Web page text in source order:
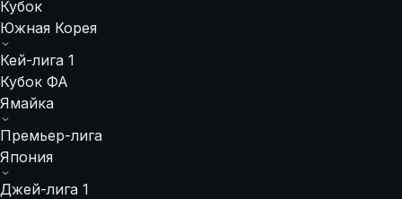
Кубок
Южная Корея
Кей-лига 1
Кубок ФА
Ямайка
Премьер-лига
Япония
Джей-лига 1